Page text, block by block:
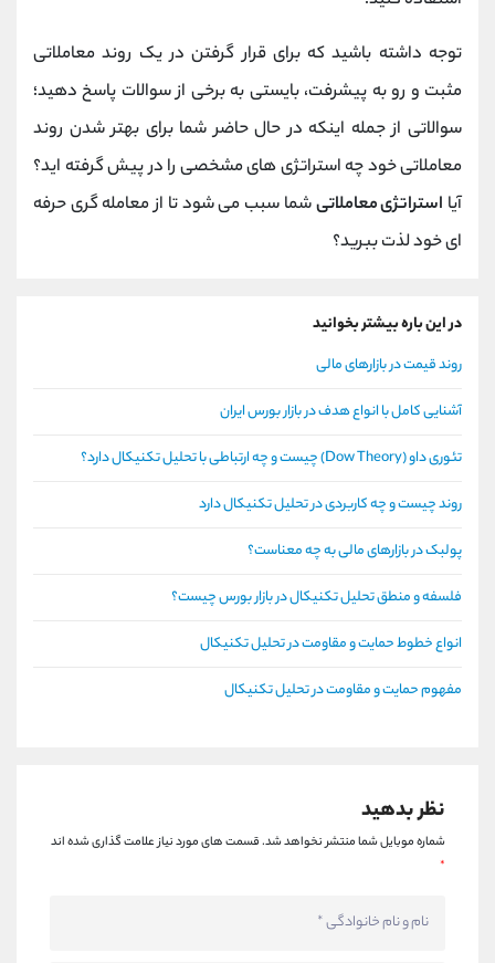
توجه داشته باشید که برای قرار گرفتن در یک روند معاملاتی
مثبت و رو به پیشرفت، بایستی به برخی از سوالات پاسخ دهید؛
سوالاتی از جمله اینکه در حال حاضر شما برای بهتر شدن روند
معاملاتی خود چه استراتژی های مشخصی را در پیش گرفته اید؟
آیا استراتژی معاملاتیشما سبب می شود تا از معامله گری حرفه
ای خود لذت ببرید؟
در این باره بیشتر بخوانید
روند قیمت در بازارهای مالی
آشنایی کامل با انواع هدف در بازار بورس ایران
تئوری داو (Dow Theory) چیست و چه ارتباطی با تحلیل تکنیکال دارد؟
روند چیست و چه کاربردی در تحلیل تکنیکال دارد
پولبک در بازارهای مالی به چه معناست؟
فلسفه و منطق تحلیل تکنیکال در بازار بورس چیست؟
انواع خطوط حمایت و مقاومت در تحلیل تکنیکال
مفهوم حمایت و مقاومت در تحلیل تکنیکال
نظر بدهید
شماره موبایل شما منتشر نخواهد شد.قسمت های مورد نیاز علامت گذاری شده اند
*